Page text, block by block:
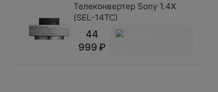
Телеконвертер Sony 1.4X
(SEL-14TC)
44
999